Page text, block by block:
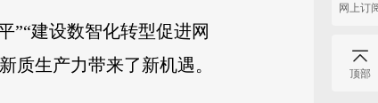
”“建设数智化转型促进网
生产力带来了新机遇。
网上订
顶部